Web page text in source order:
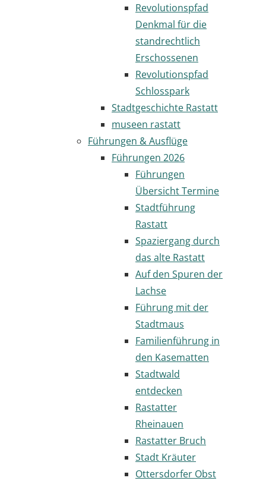
Revolutionspfad
Denkmal für die
standrechtlich
Erschossenen
Revolutionspfad
Schlosspark
Stadtgeschichte Rastatt
museen rastatt
Führungen & Ausflüge
Führungen 2026
Führungen
Übersicht Termine
Stadtführung
Rastatt
Spaziergang durch
das alte Rastatt
Auf den Spuren der
Lachse
Führung mit der
Stadtmaus
Familienführung in
den Kasematten
Stadtwald
entdecken
Rastatter
Rheinauen
Rastatter Bruch
Stadt Kräuter
Ottersdorfer Obst